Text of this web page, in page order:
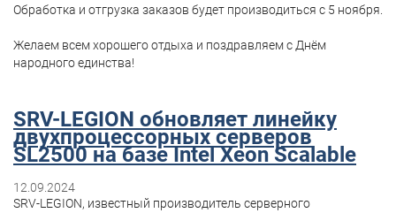
Обработка и отгрузка заказов будет производиться с 5 ноября.
Желаем всем хорошего отдыха и поздравляем с Днём
народного единства!
SRV-LEGION обновляет линейку
двухпроцессорных серверов
SL2500 на базе Intel Xeon Scalable
12.09.2024
SRV-LEGION, известный производитель серверного